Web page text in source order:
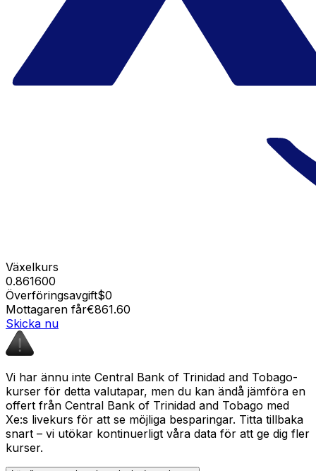
Växelkurs
0.861600
Överföringsavgift$0
Mottagaren får€861.60
Skicka nu
Vi har ännu inte Central Bank of Trinidad and Tobago-
kurser för detta valutapar, men du kan ändå jämföra en
offert från Central Bank of Trinidad and Tobago med
Xe:s livekurs för att se möjliga besparingar. Titta tillbaka
snart – vi utökar kontinuerligt våra data för att ge dig fler
kurser.